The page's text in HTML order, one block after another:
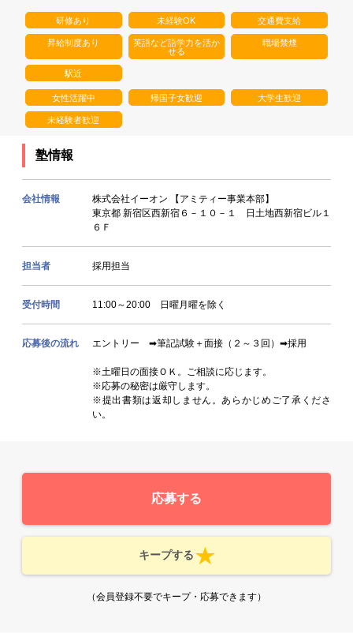
研修あり 未経験OK 交通費支給
昇給制度あり
英語など語学力を活か
せる
職場禁煙
駅近
女性活躍中 帰国子女歓迎 大学生歓迎
未経験者歓迎
塾情報
会社情報
株式会社イーオン 【アミティー事業本部】
東京都 新宿区西新宿６－１０－１ 日土地西新宿ビル１
６Ｆ
担当者 採用担当
受付時間 11:00～20:00 日曜月曜を除く
応募後の流れ エントリー ➡筆記試験＋面接（２～３回）➡採用
※土曜日の面接ＯＫ。ご相談に応じます。
※応募の秘密は厳守します。
※提出書類は返却しません。あらかじめご了承くださ
い。
応募する
キープする
（会員登録不要でキープ・応募できます）